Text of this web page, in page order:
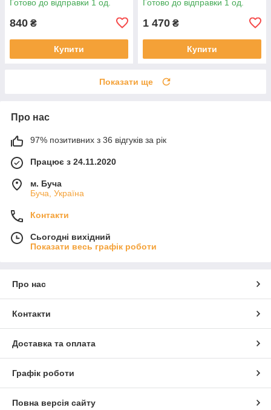
Готово до відправки 1 од.
840 ₴
Купити
Готово до відправки 1 од.
1 470 ₴
Купити
Показати ще
Про нас
97% позитивних з 36 відгуків за рік
Працює з 24.11.2020
м. Буча
Буча, Україна
Контакти
Сьогодні вихідний
Показати весь графік роботи
Про нас
Контакти
Доставка та оплата
Графік роботи
Повна версія сайту